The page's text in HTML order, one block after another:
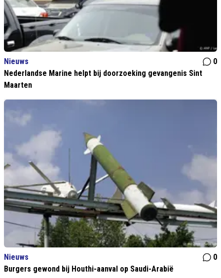
Nieuws
0
Nederlandse Marine helpt bij doorzoeking gevangenis Sint
Maarten
Nieuws
0
Burgers gewond bij Houthi-aanval op Saudi-Arabië